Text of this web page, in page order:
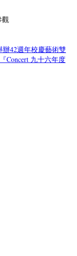
觀
辦42週年校慶藝術雙
Concert 九十六年度